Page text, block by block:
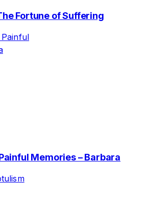
Fortune of Suffering
Memories – Barbara